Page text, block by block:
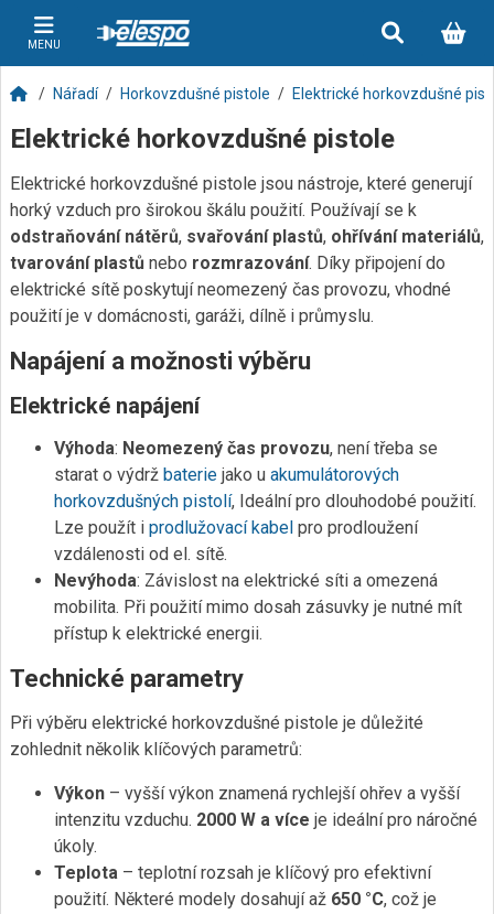
MENU
Nářadí Horkovzdušné pistole Elektrické horkovzdušné
Elektrické horkovzdušné pistole
Elektrické horkovzdušné pistole jsou nástroje, které generují
horký vzduch pro širokou škálu použití. Používají se k
odstraňování nátěrů, svařování plastů, ohřívání materiálů,
tvarování plastů nebo rozmrazování. Díky připojení do
elektrické sítě poskytují neomezený čas provozu, vhodné
použití je v domácnosti, garáži, dílně i průmyslu.
Napájení a možnosti výběru
Elektrické napájení
Výhoda: Neomezený čas provozu, není třeba se
starat o výdrž baterie jako u akumulátorových
horkovzdušných pistolí, Ideální pro dlouhodobé použití.
Lze použít i prodlužovací kabel pro prodloužení
vzdálenosti od el. sítě.
Nevýhoda: Závislost na elektrické síti a omezená
mobilita. Při použití mimo dosah zásuvky je nutné mít
přístup k elektrické energii.
Technické parametry
Při výběru elektrické horkovzdušné pistole je důležité
zohlednit několik klíčových parametrů:
Výkon – vyšší výkon znamená rychlejší ohřev a vyšší
intenzitu vzduchu. 2000 W a více je ideální pro náročné
úkoly.
Teplota – teplotní rozsah je klíčový pro efektivní
použití. Některé modely dosahují až 650 °C, což je